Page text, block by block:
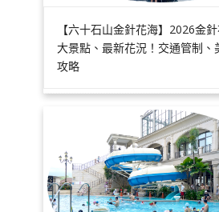
【六十石山金針花海】2026金
大景點、最新花況！交通管制、
攻略